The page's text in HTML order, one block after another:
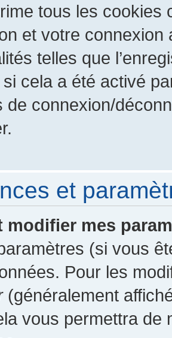
tous les cookies
et votre
telles que
cela a été activé
de connexion/
et
modifier mes
(si vous
Pour les
(généralement
vous permettra de